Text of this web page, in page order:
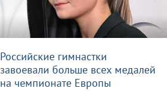
Российские гимнастки
завоевали больше всех медалей
на чемпионате Европы